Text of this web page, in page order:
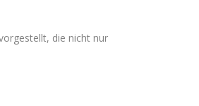
die nicht nur